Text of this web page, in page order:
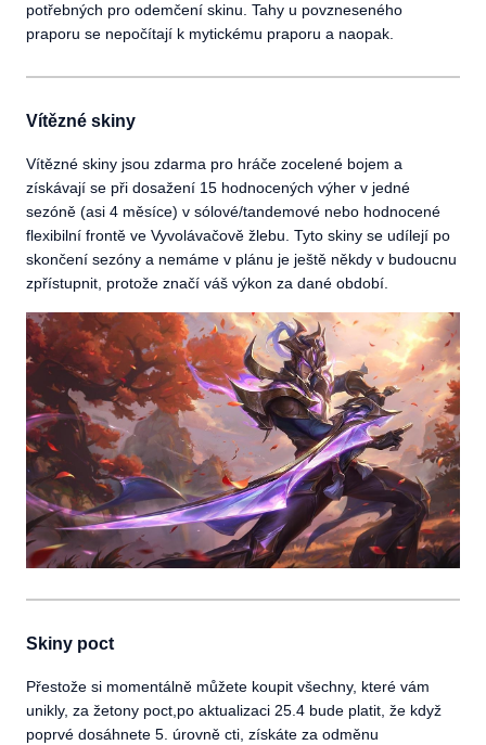
potřebných pro odemčení skinu. Tahy u povzneseného
praporu se nepočítají k mytickému praporu a naopak.
Vítězné skiny
Vítězné skiny jsou zdarma pro hráče zocelené bojem a
získávají se při dosažení 15 hodnocených výher v jedné
sezóně (asi 4 měsíce) v sólové/tandemové nebo hodnocené
flexibilní frontě ve Vyvolávačově žlebu. Tyto skiny se udílejí po
skončení sezóny a nemáme v plánu je ještě někdy v budoucnu
zpřístupnit, protože značí váš výkon za dané období.
Skiny poct
Přestože si momentálně můžete koupit všechny, které vám
unikly, za žetony poct,po aktualizaci 25.4 bude platit, že když
poprvé dosáhnete 5. úrovně cti, získáte za odměnu